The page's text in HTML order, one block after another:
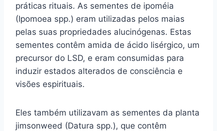
práticas rituais. As sementes de ipoméia
(Ipomoea spp.) eram utilizadas pelos maias
pelas suas propriedades alucinógenas. Estas
sementes contêm amida de ácido lisérgico, um
precursor do LSD, e eram consumidas para
induzir estados alterados de consciência e
visões espirituais.
Eles também utilizavam as sementes da planta
jimsonweed (Datura spp.), que contêm